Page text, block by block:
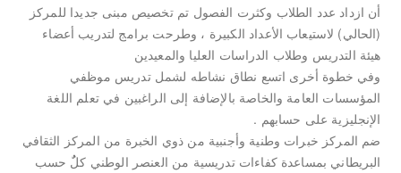
أن ازداد عدد الطلاب وكثرت الفصول تم تخصيص مبنى جديدا للمركز
(الحالي) لاستيعاب الأعداد الكبيرة ، وطرحت برامج لتدريب أعضاء
هيئة التدريس وطلاب الدراسات العليا والمعيدين
وفي خطوة أخرى اتسع نطاق نشاطه لشمل تدريس موظفي
المؤسسات العامة والخاصة بالإضافة إلى الراغبين في تعلم اللغة
الإنجليزية على حسابهم .
ضم المركز خبرات وطنية وأجنبية من ذوي الخبرة من المركز الثقافي
البريطاني بمساعدة كفاءات تدريسية من العنصر الوطني كلٌُ حسب